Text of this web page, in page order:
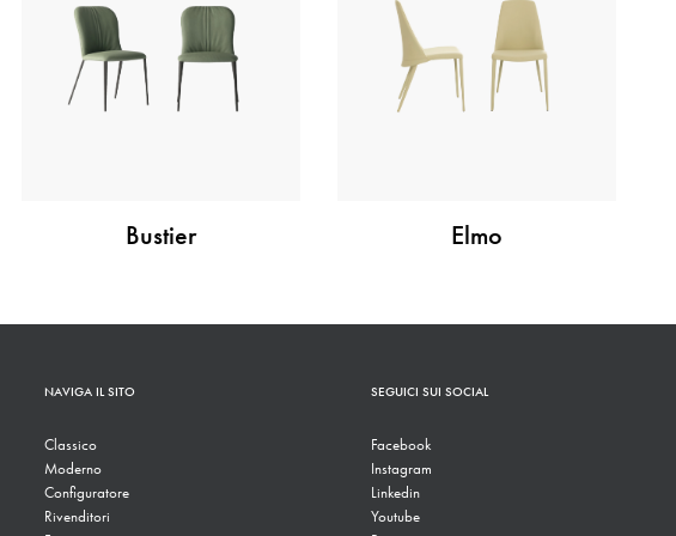
Bustier Elmo
NAVIGA IL SITO
Classico
Moderno
Configuratore
Rivenditori
SEGUICI SUI SOCIAL
Facebook
Instagram
Linkedin
Youtube